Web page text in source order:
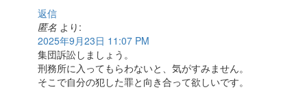
返信
匿名 より:
2025年9月23日 11:07 PM
集団訴訟しましょう。
刑務所に入ってもらわないと、気がすみません。
そこで自分の犯した罪と向き合って欲しいです。